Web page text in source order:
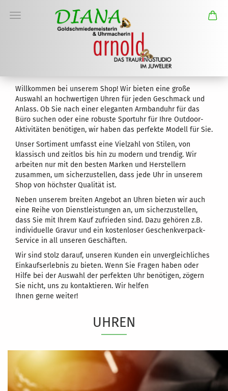
Willkommen bei unserem Shop! Wir bieten eine große
Auswahl an hochwertigen Uhren für jeden Geschmack und
Anlass. Ob Sie nach einer eleganten Armbanduhr für das
Büro suchen oder eine robuste Sportuhr für Ihre Outdoor-
Aktivitäten benötigen, wir haben das perfekte Modell für Sie.
Unser Sortiment umfasst eine Vielzahl von Stilen, von
klassisch und zeitlos bis hin zu modern und trendig. Wir
arbeiten nur mit den besten Marken und Herstellern
zusammen, um sicherzustellen, dass jede Uhr in unserem
Shop von höchster Qualität ist.
Neben unserem breiten Angebot an Uhren bieten wir auch
eine Reihe von Dienstleistungen an, um sicherzustellen,
dass Sie mit Ihrem Kauf zufrieden sind. Dazu gehören z.B.
individuelle Gravur und ein kostenloser Geschenkverpack-
Service in all unseren Geschäften.
Wir sind stolz darauf, unseren Kunden ein unvergleichliches
Einkaufserlebnis zu bieten. Wenn Sie Fragen haben oder
Hilfe bei der Auswahl der perfekten Uhr benötigen, zögern
Sie nicht, uns zu kontaktieren. Wir helfen
Ihnen gerne weiter!
UHREN